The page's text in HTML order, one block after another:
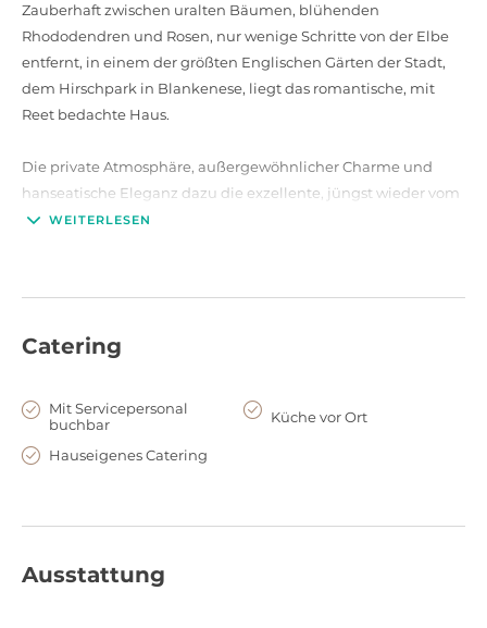
Zauberhaft zwischen uralten Bäumen, blühenden
Rhododendren und Rosen, nur wenige Schritte von der Elbe
entfernt, in einem der größten Englischen Gärten der Stadt,
dem Hirschpark in Blankenese, liegt das romantische, mit
Reet bedachte Haus.
Die private Atmosphäre, außergewöhnlicher Charme und
hanseatische Eleganz dazu die exzellente, jüngst wieder vom
Michelin ausgezeichnete Küche, bilden den besonderen
Deutschland, Österreich, Italien und der Schweiz. Lautstärke
WEITERLESEN
Catering
Mit Servicepersonal
buchbar
Küche vor Ort
Hauseigenes Catering
Ausstattung